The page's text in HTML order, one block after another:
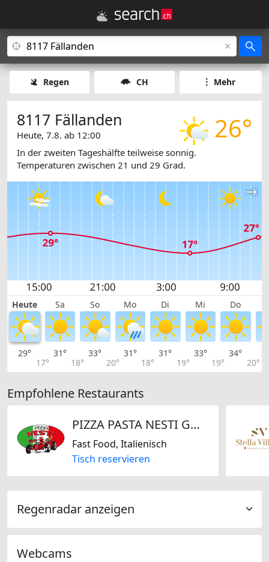
Regen CH Mehr
26°
8117 Fällanden
Heute, 7.8. ab 12:00
In der zweiten Tageshälfte teilweise sonnig.
Temperaturen zwischen 21 und 29 Grad.
Heute Sa So Mo Di Mi Do
29°
17°
31°
18°
33°
20°
31°
18°
31°
19°
33°
19°
34°
20°
Empfohlene Restaurants
PIZZA PASTA NESTI GmbH
Fast Food, Italienisch
Tisch reservieren
Regenradar anzeigen
Webcams